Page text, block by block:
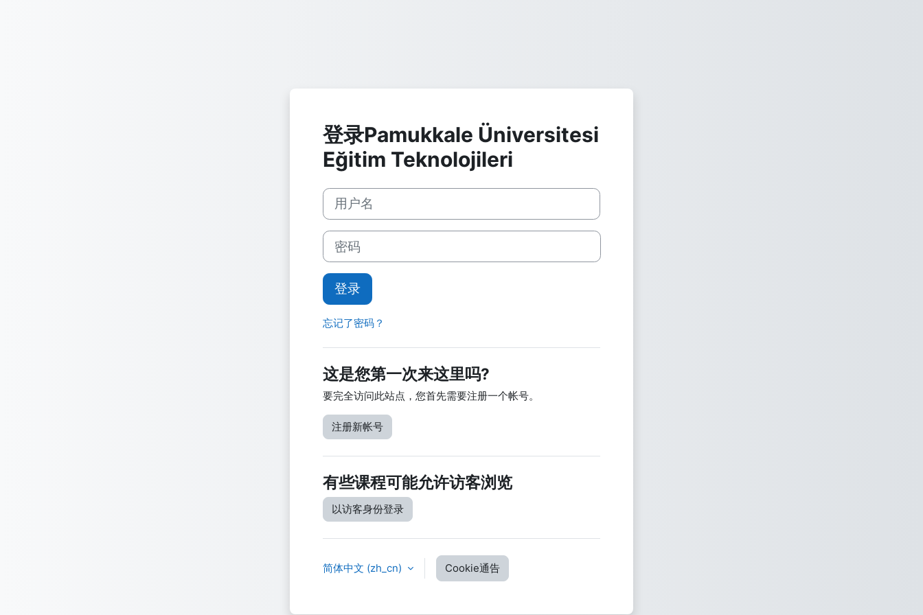
登录Pamukkale Üniversitesi
Eğitim Teknolojileri
直接跳到建立新帐号
用户名
密码
登录
忘记了密码？
这是您第一次来这里吗?
要完全访问此站点，您首先需要注册一个帐号。
注册新帐号
有些课程可能允许访客浏览
以访客身份登录
简体中文 ‎(zh_cn)‎ Cookie通告